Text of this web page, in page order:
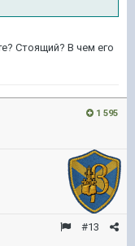
Стоящий? В чем его
1 595
#13